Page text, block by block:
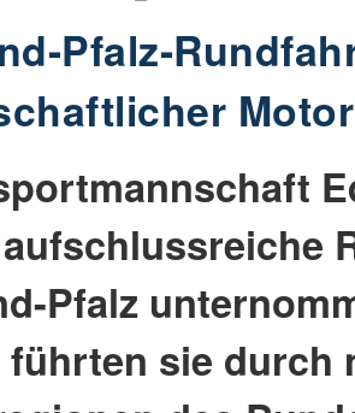
Pfalz-
Motor
Pfalz
führten sie durch